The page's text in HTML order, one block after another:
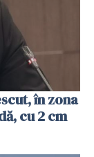
în zona
cu 2 cm